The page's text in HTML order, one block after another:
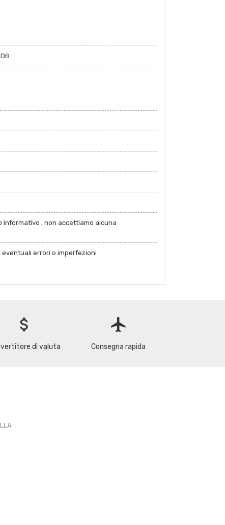
informativo , non accettiamo alcuna
eventuali errori o imperfezioni
attach_money
di valuta
flight
Consegna rapida